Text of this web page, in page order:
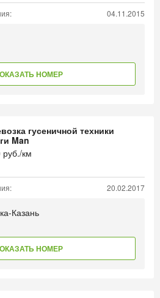
04.11.2015
НОМЕР
гусеничной техники
Man
руб./км
20.02.2017
Казань
НОМЕР